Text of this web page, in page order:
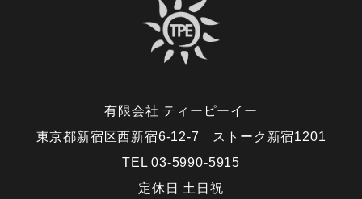
有限会社 ティーピーイー
東京都新宿区西新宿6-12-7 ストーク新宿1201
TEL 03-5990-5915
定休日 土日祝